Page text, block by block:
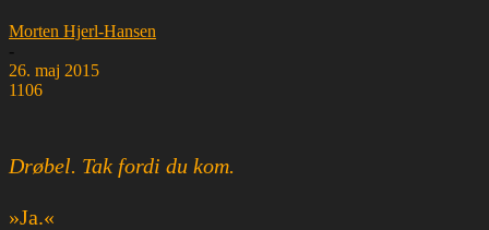
Morten Hjerl-Hansen
-
26. maj 2015
1106
Drøbel. Tak fordi du kom.
»Ja.«